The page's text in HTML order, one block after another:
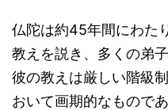
仏陀は約45年間にわた
教えを説き、多くの弟
彼の教えは厳しい階級
おいて画期的なものであ